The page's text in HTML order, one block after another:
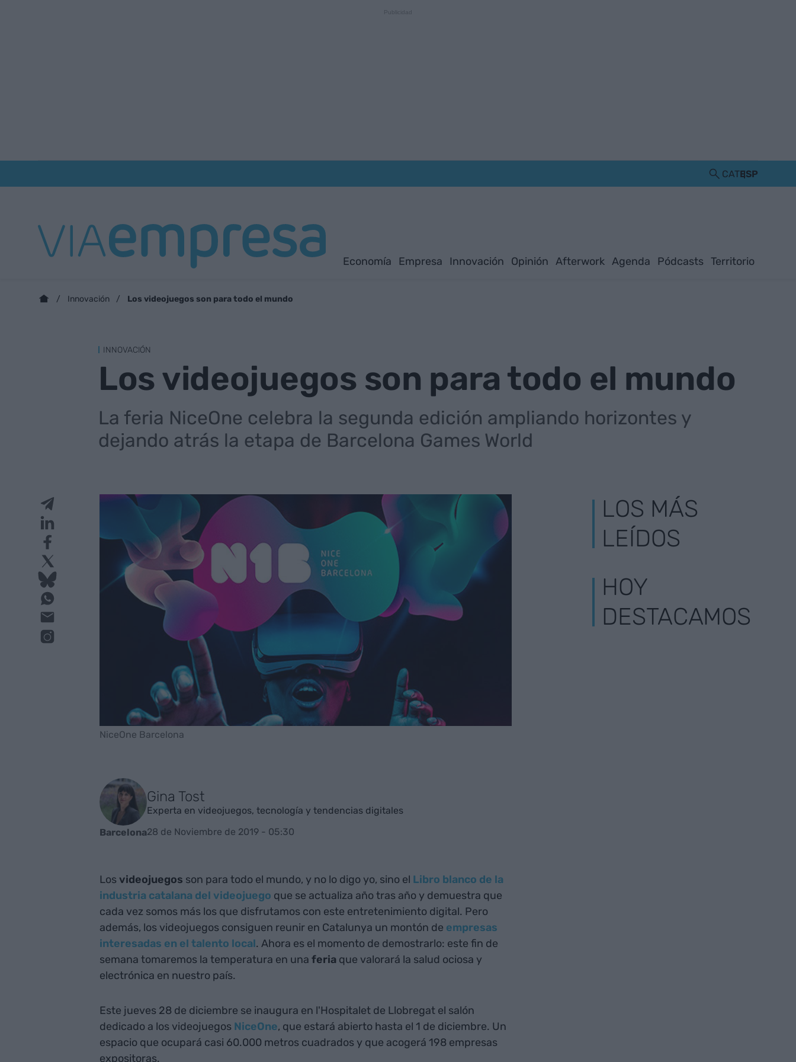
CATESP
Economía Empresa Innovación Opinión Afterwork Agenda Pódcasts Territorio
Innovación Los videojuegos son para todo el mundo
INNOVACIÓN
Los videojuegos son para todo el mundo
La feria NiceOne celebra la segunda edición ampliando horizontes y
dejando atrás la etapa de Barcelona Games World
NiceOne Barcelona
Gina Tost
Experta en videojuegos, tecnología y tendencias digitales
Barcelona28 de Noviembre de 2019 - 05:30
Losvideojuegos son para todo el mundo, y no lo digo yo, sino el Libro blanco de la
industria catalana del videojuego que se actualiza año tras año y demuestra que
cada vez somos más los que disfrutamos con este entretenimiento digital. Pero
además, los videojuegos consiguen reunir en Catalunya un montón de empresas
interesadas en el talento local. Ahora es el momento de demostrarlo: este fin de
semana tomaremos la temperatura en una feriaque valorará la salud ociosa y
electrónica en nuestro país.
Este jueves 28 de diciembre se inaugura en l'Hospitalet de Llobregat el salón
dedicado a los videojuegos NiceOne, que estará abierto hasta el 1 de diciembre. Un
espacio que ocupará casi 60.000 metros cuadrados y que acogerá 198 empresas
expositoras.
LOS MÁS
LEÍDOS
HOY
DESTACAMOS